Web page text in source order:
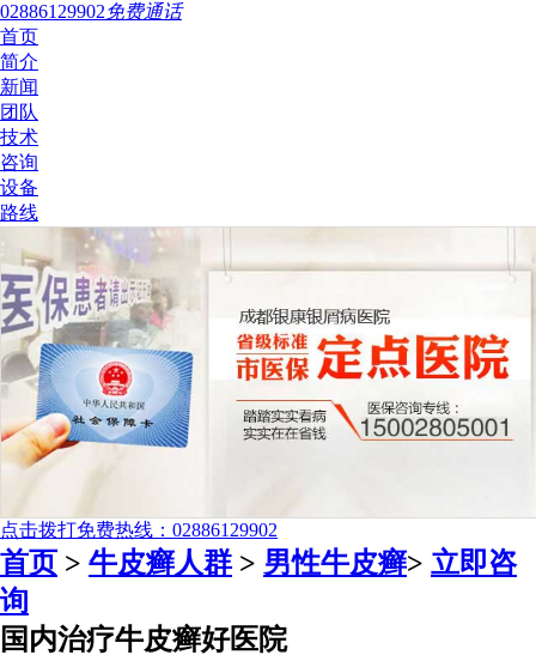
02886129902免费通话
首页
简介
新闻
团队
技术
咨询
设备
路线
点击拨打免费热线：02886129902
首页 > 牛皮癣人群 > 男性牛皮癣> 立即咨
询
国内治疗牛皮癣好医院